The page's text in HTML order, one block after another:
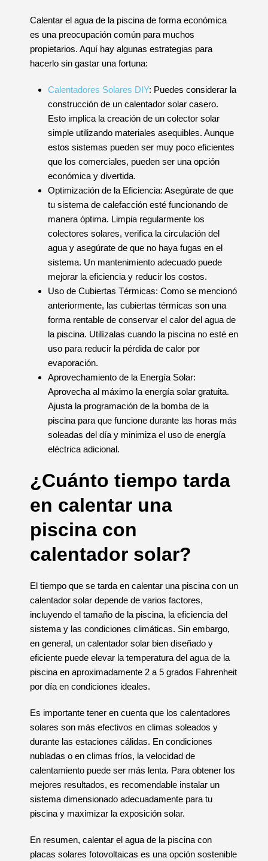
Calentar el agua de la piscina de forma económica
es una preocupación común para muchos
propietarios. Aquí hay algunas estrategias para
hacerlo sin gastar una fortuna:
Calentadores Solares DIY: Puedes considerar la
construcción de un calentador solar casero.
Esto implica la creación de un colector solar
simple utilizando materiales asequibles. Aunque
estos sistemas pueden ser muy poco eficientes
que los comerciales, pueden ser una opción
económica y divertida.
Optimización de la Eficiencia: Asegúrate de que
tu sistema de calefacción esté funcionando de
manera óptima. Limpia regularmente los
colectores solares, verifica la circulación del
agua y asegúrate de que no haya fugas en el
sistema. Un mantenimiento adecuado puede
mejorar la eficiencia y reducir los costos.
Uso de Cubiertas Térmicas: Como se mencionó
anteriormente, las cubiertas térmicas son una
forma rentable de conservar el calor del agua de
la piscina. Utilízalas cuando la piscina no esté en
uso para reducir la pérdida de calor por
evaporación.
Aprovechamiento de la Energía Solar:
Aprovecha al máximo la energía solar gratuita.
Ajusta la programación de la bomba de la
piscina para que funcione durante las horas más
soleadas del día y minimiza el uso de energía
eléctrica adicional.
¿Cuánto tiempo tarda
en calentar una
piscina con
calentador solar?
El tiempo que se tarda en calentar una piscina con un
calentador solar depende de varios factores,
incluyendo el tamaño de la piscina, la eficiencia del
sistema y las condiciones climáticas. Sin embargo,
en general, un calentador solar bien diseñado y
eficiente puede elevar la temperatura del agua de la
piscina en aproximadamente 2 a 5 grados Fahrenheit
por día en condiciones ideales.
Es importante tener en cuenta que los calentadores
solares son más efectivos en climas soleados y
durante las estaciones cálidas. En condiciones
nubladas o en climas fríos, la velocidad de
calentamiento puede ser más lenta. Para obtener los
mejores resultados, es recomendable instalar un
sistema dimensionado adecuadamente para tu
piscina y maximizar la exposición solar.
En resumen, calentar el agua de la piscina con
placas solares fotovoltaicas es una opción sostenible